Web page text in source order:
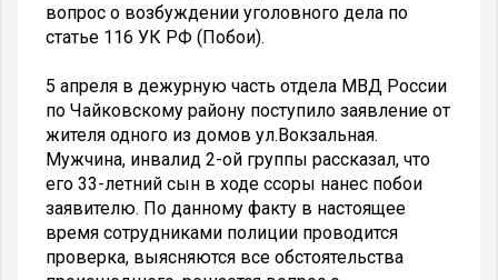
вопрос о возбуждении уголовного дела по
статье 116 УК РФ (Побои).
5 апреля в дежурную часть отдела МВД России
по Чайковскому району поступило заявление от
жителя одного из домов ул.Вокзальная.
Мужчина, инвалид 2-ой группы рассказал, что
его 33-летний сын в ходе ссоры нанес побои
заявителю. По данному факту в настоящее
время сотрудниками полиции проводится
проверка, выясняются все обстоятельства